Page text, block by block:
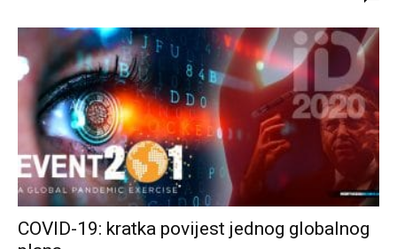
COVID-19: kratka povijest jednog globalnog